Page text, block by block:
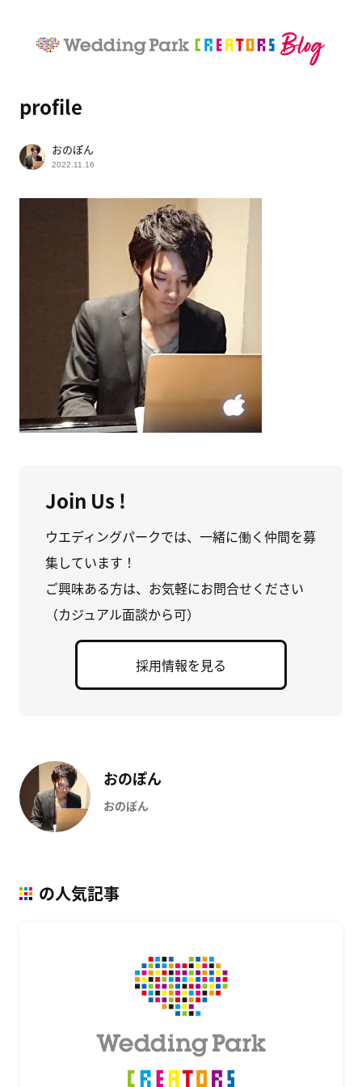
profile
おのぽん
2022.11.16
Join Us !
ウエディングパークでは、一緒に働く仲間を募
集しています！
ご興味ある方は、お気軽にお問合せください
（カジュアル面談から可）
採用情報を見る
おのぽん
おのぽん
の人気記事